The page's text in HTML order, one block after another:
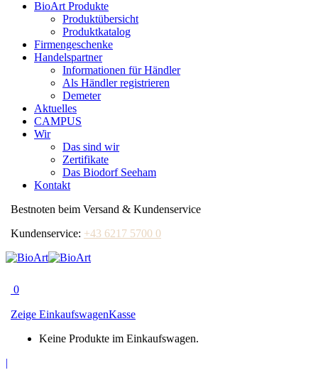
BioArt Produkte
Produktübersicht
Produktkatalog
Firmengeschenke
Handelspartner
Informationen für Händler
Als Händler registrieren
Demeter
Aktuelles
CAMPUS
Wir
Das sind wir
Zertifikate
Das Biodorf Seeham
Kontakt
Bestnoten beim Versand & Kundenservice
Kundenservice: +43 6217 5700 0
0
Zeige EinkaufswagenKasse
Keine Produkte im Einkaufswagen.
|